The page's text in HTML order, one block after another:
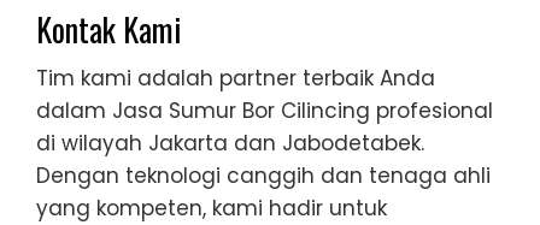
Kontak Kami
Tim kami adalah partner terbaik Anda
dalam Jasa Sumur Bor Cilincing profesional
di wilayah Jakarta dan Jabodetabek.
Dengan teknologi canggih dan tenaga ahli
yang kompeten, kami hadir untuk